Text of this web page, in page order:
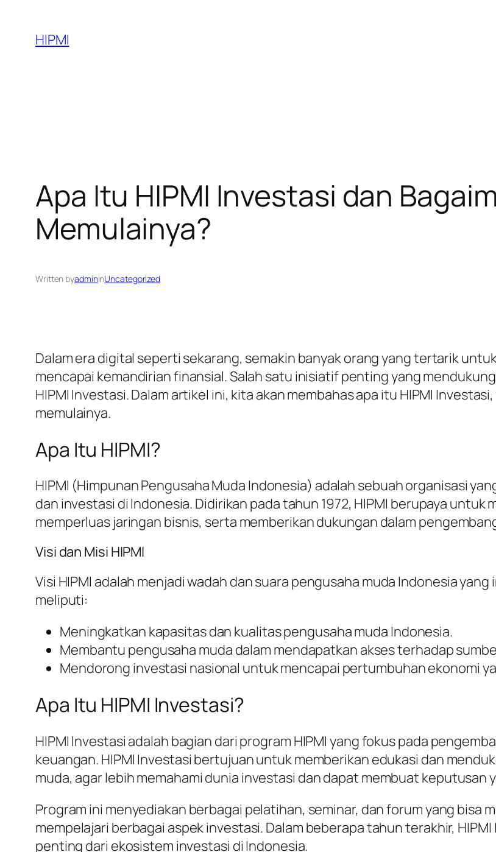
content
HIPMI
Apa Itu HIPMI Investasi dan
Memulainya?
Written byadmininUncategorized
Dalam era digital seperti sekarang, semakin banyak orang yang tertarik
mencapai kemandirian finansial. Salah satu inisiatif penting yang
HIPMI Investasi. Dalam artikel ini, kita akan membahas apa itu HIPMI
memulainya.
Apa Itu HIPMI?
HIPMI (Himpunan Pengusaha Muda Indonesia) adalah sebuah organisasi
dan investasi di Indonesia. Didirikan pada tahun 1972, HIPMI berupaya
memperluas jaringan bisnis, serta memberikan dukungan dalam
Visi dan Misi HIPMI
Visi HIPMI adalah menjadi wadah dan suara pengusaha muda Indonesia
meliputi:
Meningkatkan kapasitas dan kualitas pengusaha muda Indonesia.
Membantu pengusaha muda dalam mendapatkan akses terhadap
Mendorong investasi nasional untuk mencapai pertumbuhan ekonomi
Apa Itu HIPMI Investasi?
HIPMI Investasi adalah bagian dari program HIPMI yang fokus pada
keuangan. HIPMI Investasi bertujuan untuk memberikan edukasi dan
muda, agar lebih memahami dunia investasi dan dapat membuat keputusan
Program ini menyediakan berbagai pelatihan, seminar, dan forum yang bisa
mempelajari berbagai aspek investasi. Dalam beberapa tahun terakhir,
penting dari ekosistem investasi di Indonesia.